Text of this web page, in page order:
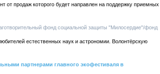
от продаж которого будет направлен на поддержку приемных
фонд социальной защиты "Милосердие"/фонд
естественных наук и астрономии. Волонтёрскую
партнерами главного экофестиваля в